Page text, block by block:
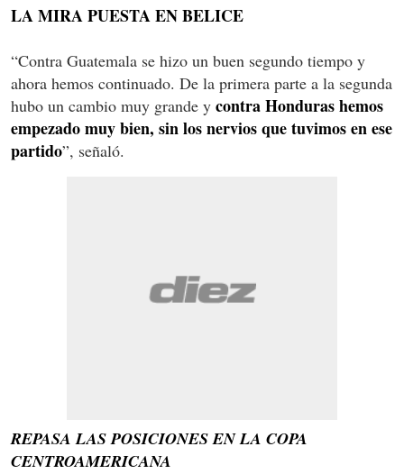
LA MIRA PUESTA EN BELICE
“Contra Guatemala se hizo un buen segundo tiempo y
ahora hemos continuado. De la primera parte a la segunda
hubo un cambio muy grande y contra Honduras hemos
empezado muy bien, sin los nervios que tuvimos en ese
partido”, señaló.
REPASA LAS POSICIONES EN LA COPA
CENTROAMERICANA